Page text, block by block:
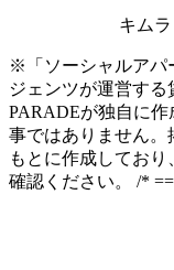
キムラ
※「ソーシャルアパ
ジェンツが運営す
PARADEが独自に
事ではありません。
もとに作成してお
確認ください。 /*